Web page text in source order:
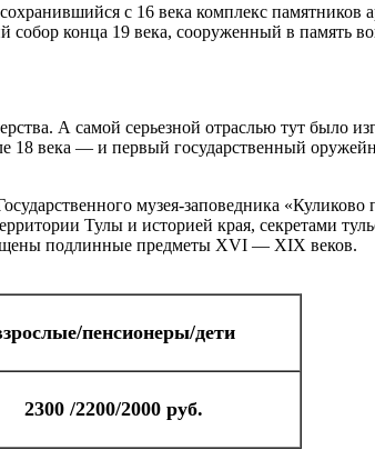
с 16 века комплекс памятников
собор конца 19 века, сооруженный в
А самой серьезной отраслью тут было
18 века — и первый государственный
музея-заповедника
Тулы и историей края, секретами
подлинные предметы XVI — XIX веков.
пенсионеры/дети
2300 /2200/2000 руб.